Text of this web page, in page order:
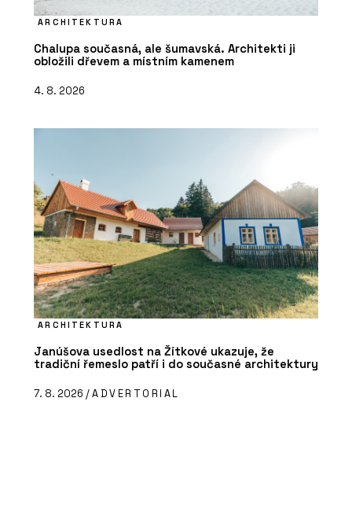
ARCHITEKTURA
Chalupa současná, ale šumavská. Architekti ji
obložili dřevem a místním kamenem
4. 8. 2026
ARCHITEKTURA
Janúšova usedlost na Žítkové ukazuje, že
tradiční řemeslo patří i do současné architektury
7. 8. 2026 /ADVERTORIAL